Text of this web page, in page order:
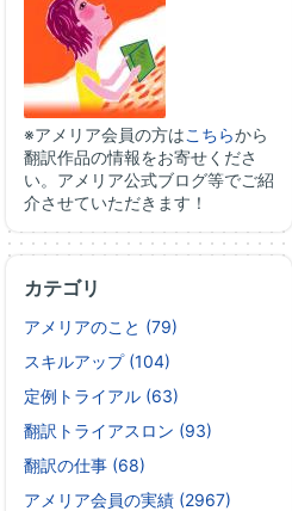
※アメリア会員の方はこちらから
翻訳作品の情報をお寄せくださ
い。アメリア公式ブログ等でご紹
介させていただきます！
カテゴリ
アメリアのこと (79)
スキルアップ (104)
定例トライアル (63)
翻訳トライアスロン (93)
翻訳の仕事 (68)
アメリア会員の実績 (2967)